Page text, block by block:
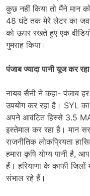
कुछ नहीं किया तो मैंने मान
48 घंटे तक मेरे लेटर का
को ऊपर रखते हुए एक
गुमराह किया।
पंजाब ज्यादा पानी यूज कर रहा
नायब सैनी ने कहा- पंजाब
उपयोग कर रहा है। SYL का
अपने आवंटित हिस्से 3.5
इस्तेमाल कर रहा है। मान
राजनीतिक लोकप्रियता
हमारा कृषि योग्य पानी है,
हैं। हरियाणा के काफी
संभाल रहे हैं।